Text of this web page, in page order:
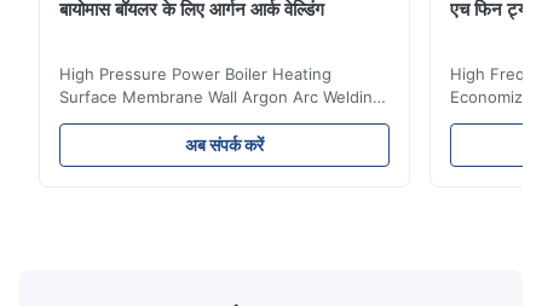
बायोमास बॉयलर के लिए आर्गन आर्क वेल्डिंग
High Pressure Power Boiler Heating
Surface Membrane Wall Argon Arc Welding
For Biomass Boiler Product Introduction
Water wall panels with pins usually laid
vertically on the inner wall of the furnace
अब संपर्क करें
एच फिन ट्यूब
High
Product
industrial